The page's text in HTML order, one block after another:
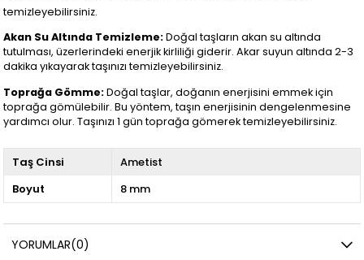
temizleyebilirsiniz.
Akan Su Altında Temizleme:Doğal taşların akan su altında
tutulması, üzerlerindeki enerjik kirliliği giderir. Akar suyun altında 2-3
dakika yıkayarak taşınızı temizleyebilirsiniz.
Toprağa Gömme:Doğal taşlar, doğanın enerjisini emmek için
toprağa gömülebilir. Bu yöntem, taşın enerjisinin dengelenmesine
yardımcı olur. Taşınızı 1 gün toprağa gömerek temizleyebilirsiniz.
Taş Cinsi
Ametist
Boyut
8 mm
YORUMLAR(0)